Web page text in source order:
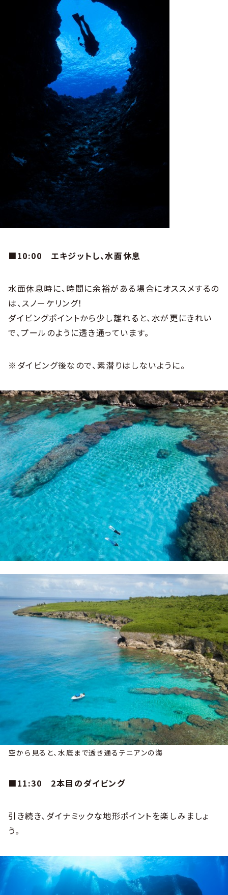
■10:00 エキジットし、水面休息
水面休息時に、時間に余裕がある場合にオススメするの
は、スノーケリング！
ダイビングポイントから少し離れると、水が更にきれい
で、プールのように透き通っています。
※ダイビング後なので、素潜りはしないように。
空から見ると、水底まで透き通るテニアンの海
■11:30 2本目のダイビング
引き続き、ダイナミックな地形ポイントを楽しみましょ
う。